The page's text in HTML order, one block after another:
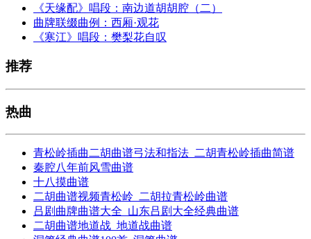
《天缘配》唱段：南边道胡胡腔（二）
曲牌联缀曲例：西厢·观花
《寒江》唱段：樊梨花自叹
推荐
热曲
青松岭插曲二胡曲谱弓法和指法_二胡青松岭插曲简谱
秦腔八年前风雪曲谱
十八摸曲谱
二胡曲谱视频青松岭_二胡拉青松岭曲谱
吕剧曲牌曲谱大全_山东吕剧大全经典曲谱
二胡曲谱地道战_地道战曲谱